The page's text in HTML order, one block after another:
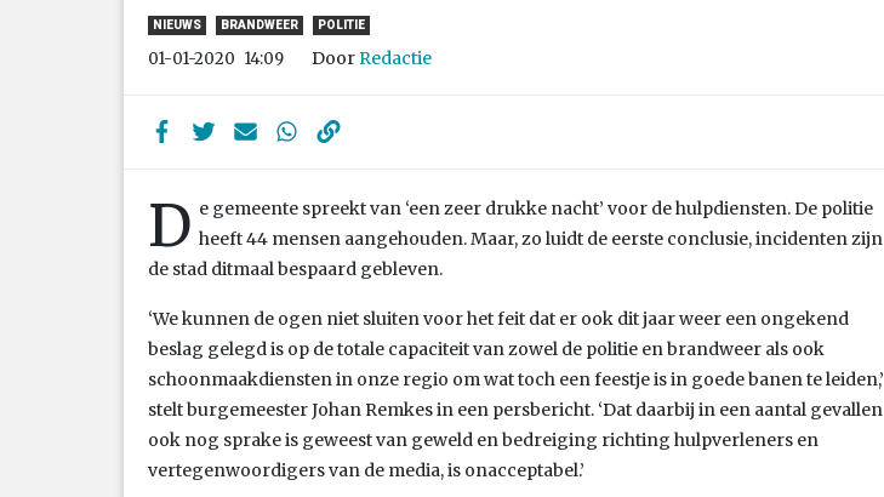
NIEUWS BRANDWEER POLITIE
01-01-2020 14:09 Door Redactie
D e gemeente spreekt van ‘een zeer drukke nacht’ voor de hulpdiensten. De politie
heeft 44 mensen aangehouden. Maar, zo luidt de eerste conclusie, incidenten zijn
de stad ditmaal bespaard gebleven.
‘We kunnen de ogen niet sluiten voor het feit dat er ook dit jaar weer een ongekend
beslag gelegd is op de totale capaciteit van zowel de politie en brandweer als ook
schoonmaakdiensten in onze regio om wat toch een feestje is in goede banen te leiden,’
stelt burgemeester Johan Remkes in een persbericht. ‘Dat daarbij in een aantal gevallen
ook nog sprake is geweest van geweld en bedreiging richting hulpverleners en
vertegenwoordigers van de media, is onacceptabel.’